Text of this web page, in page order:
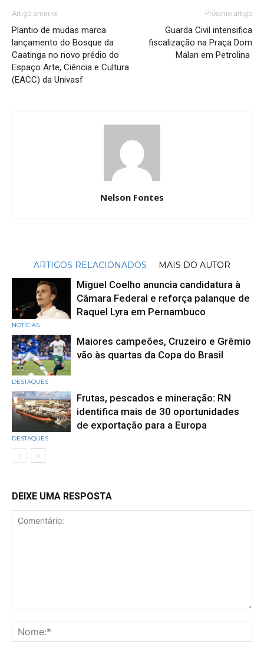
Artigo anterior
Plantio de mudas marca
lançamento do Bosque da
Caatinga no novo prédio do
Espaço Arte, Ciência e Cultura
(EACC) da Univasf
Próximo artigo
Guarda Civil intensifica
fiscalização na Praça Dom
Malan em Petrolina
Nelson Fontes
ARTIGOS RELACIONADOS MAIS DO AUTOR
NOTÍCIAS
Miguel Coelho anuncia candidatura à
Câmara Federal e reforça palanque de
Raquel Lyra em Pernambuco
DESTAQUES
Maiores campeões, Cruzeiro e Grêmio
vão às quartas da Copa do Brasil
DESTAQUES
Frutas, pescados e mineração: RN
identifica mais de 30 oportunidades
de exportação para a Europa
DEIXE UMA RESPOSTA